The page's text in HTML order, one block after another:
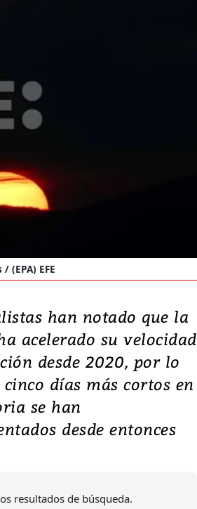
(EPA) EFE
han notado que la
acelerado su velocidad
desde 2020, por lo
cinco días más cortos en
se han
desde entonces
resultados de búsqueda.
Un fuerte terremoto de magnitud
emergencia de gran...